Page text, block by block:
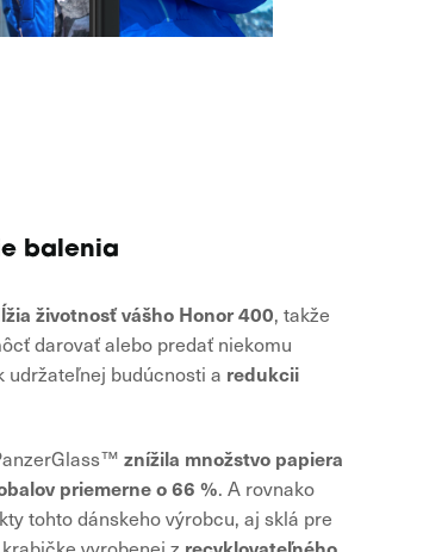
balenia
životnosť vášho Honor 400, takže
darovať alebo predať niekomu
udržateľnej budúcnosti a redukcii
znížila množstvo papiera
priemerne o 66 %. A rovnako
tohto dánskeho výrobcu, aj sklá pre